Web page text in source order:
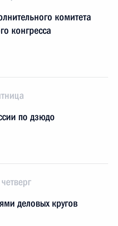
комитета
конгресса
по дзюдо
деловых кругов